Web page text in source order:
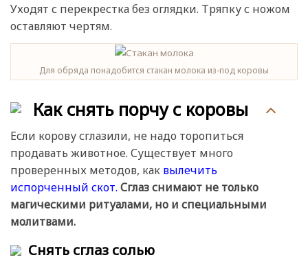
Уходят с перекрестка без оглядки. Тряпку с ножом
оставляют чертям.
Для обряда понадобится стакан молока из-под коровы
Как снять порчу с коровы
Если корову сглазили, не надо торопиться
продавать животное. Существует много
проверенных методов, как вылечить
испорченный скот. Сглаз снимают не только
магическими ритуалами, но и специальными
молитвами.
Снять сглаз солью